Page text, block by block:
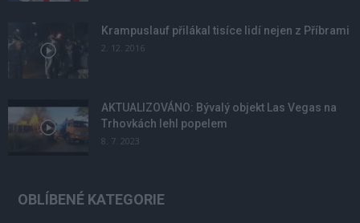
Krampuslauf přilákal tisíce lidí nejen z Příbrami
2. 12. 2016
AKTUALIZOVÁNO: Bývalý objekt Las Vegas na
Trhovkách lehl popelem
8. 7. 2023
OBLÍBENÉ KATEGORIE